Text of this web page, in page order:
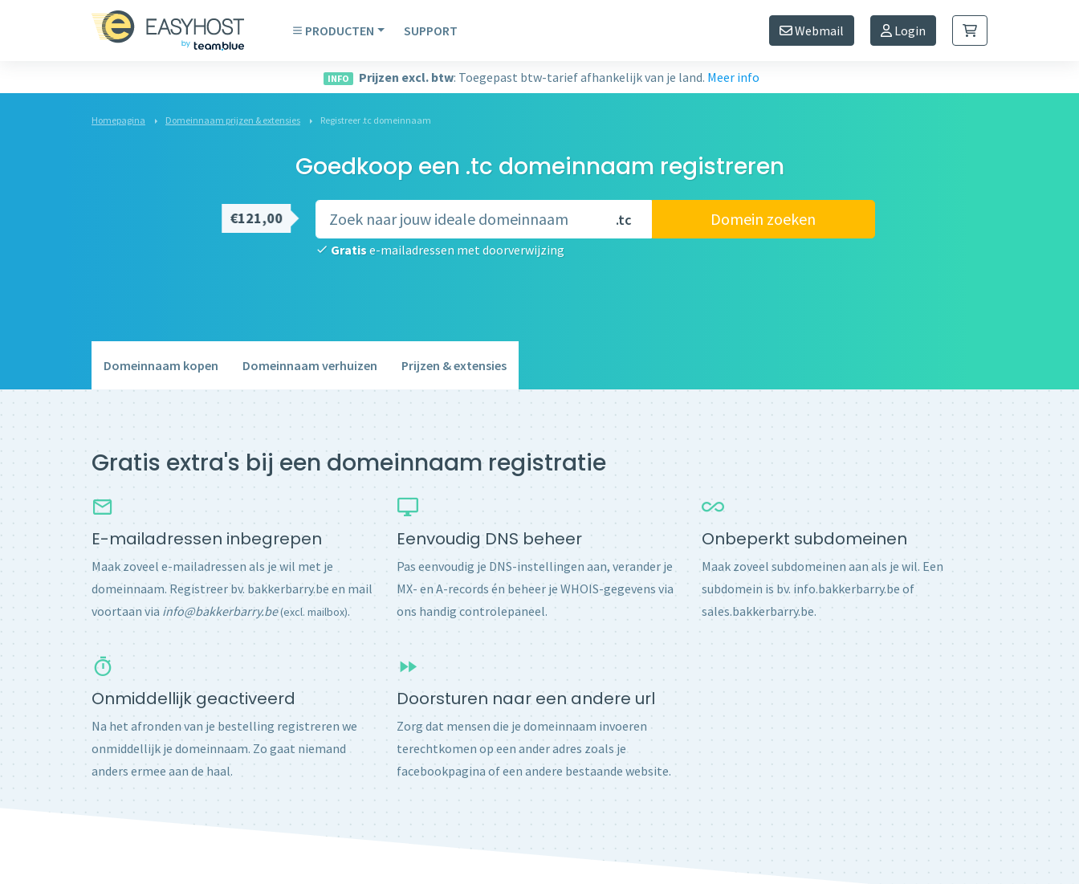
PRODUCTEN SUPPORT Webmail Login
INFO Prijzen excl. btw: Toegepast btw-tarief afhankelijk van je land. Meer info
Homepagina Domeinnaam prijzen & extensies Registreer .tc domeinnaam
Goedkoop een .tc domeinnaam registreren
€121,00 .tc
Gratise-mailadressen met doorverwijzing
Domein zoeken
Domeinnaam kopen Domeinnaam verhuizen Prijzen & extensies
Gratis extra's bij een domeinnaam registratie
E-mailadressen inbegrepen
Maak zoveel e-mailadressen als je wil met je
domeinnaam. Registreer bv. bakkerbarry.be en mail
voortaan via info@bakkerbarry.be(excl. mailbox).
Eenvoudig DNS beheer
Pas eenvoudig je DNS-instellingen aan, verander je
MX- en A-records én beheer je WHOIS-gegevens via
ons handig controlepaneel.
Onbeperkt subdomeinen
Maak zoveel subdomeinen aan als je wil. Een
subdomein is bv. info.bakkerbarry.be of
sales.bakkerbarry.be.
Onmiddellijk geactiveerd
Na het afronden van je bestelling registreren we
onmiddellijk je domeinnaam. Zo gaat niemand
anders ermee aan de haal.
Doorsturen naar een andere url
Zorg dat mensen die je domeinnaam invoeren
terechtkomen op een ander adres zoals je
facebookpagina of een andere bestaande website.